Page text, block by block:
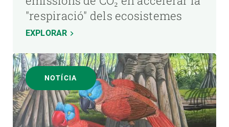
"respiració" dels ecosistemes
EXPLORAR
NOTÍCIA